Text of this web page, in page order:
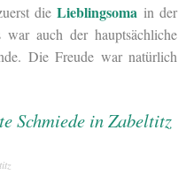
dieLieblingsoma in der
auch der hauptsächliche
Die Freude war natürlich